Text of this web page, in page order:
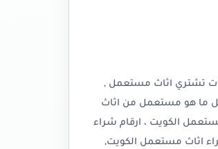
تشتري اثاث مستعمل ,
ما هو مستعمل من اثاث
الكويت ، ارقام شراء
اثاث مستعمل الكويت,